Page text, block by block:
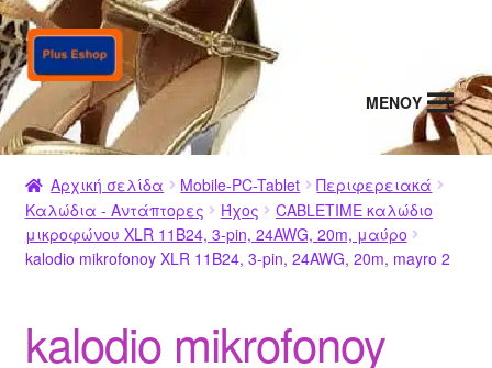
Απευθείας
μετάβαση
στην
πλοήγηση
Μετάβαση
σε
περιεχόμενο
MENΟΥ
Αρχική σελίδα Mobile-PC-Tablet
Περιφερειακά
Καλώδια - Αντάπτορες
Ήχος
CABLETIME καλώδιο
μικροφώνου XLR 11B24, 3-pin, 24AWG, 20m, μαύρο
kalodio mikrofonoy XLR 11B24, 3-pin, 24AWG, 20m, mayro 2
kalodio mikrofonoy